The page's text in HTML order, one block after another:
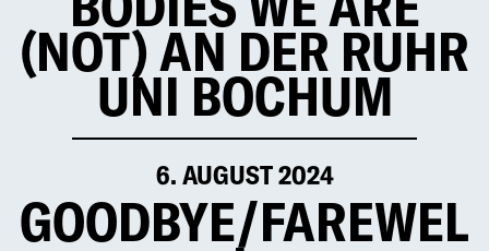
(NOT) AN DER RUHR
UNI BOCHUM
6. AUGUST 2024
GOODBYE/FAREWEL